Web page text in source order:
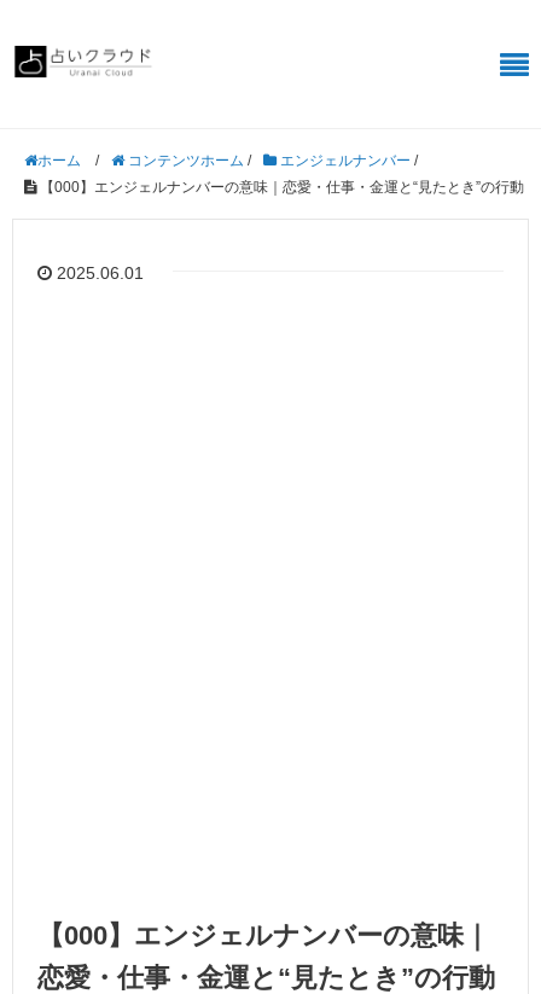
ホーム / コンテンツホーム / エンジェルナンバー /
【000】エンジェルナンバーの意味｜恋愛・仕事・金運と“見たとき”の行動
2025.06.01
【000】エンジェルナンバーの意味｜
恋愛・仕事・金運と“見たとき”の行動